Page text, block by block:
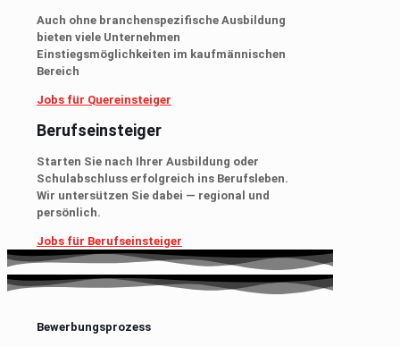
Auch ohne branchenspezifische Ausbildung
bieten viele Unternehmen
Einstiegsmöglichkeiten im kaufmännischen
Bereich
Jobs für Quereinsteiger
Berufseinsteiger
Starten Sie nach Ihrer Ausbildung oder
Schulabschluss erfolgreich ins Berufsleben.
Wir untersützen Sie dabei — regional und
persönlich.
Jobs für Berufseinsteiger
Bewerbungsprozess